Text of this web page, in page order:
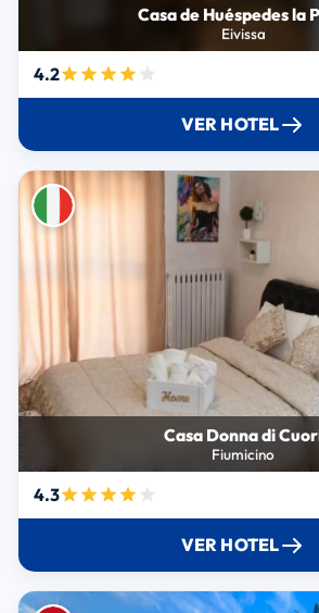
Casa de Huéspedes la
Eivissa
4.2
VER HOTEL
Casa Donna di
Fiumicino
4.3
VER HOTEL